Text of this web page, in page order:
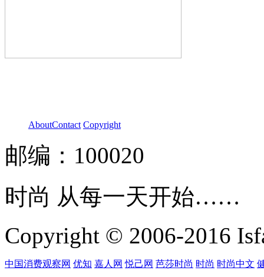
AboutContact Copyright
邮编：100020
时尚 从每一天开始……
Copyright © 2006-2016
中国消费观察网 优知 嘉人网 悦己网 芭莎时尚 时尚 时尚中文